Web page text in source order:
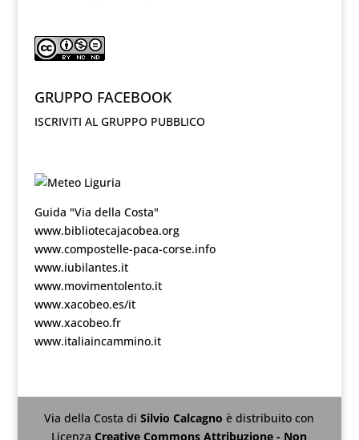
GRUPPO FACEBOOK
ISCRIVITI AL GRUPPO PUBBLICO
Guida "Via della Costa"
www.bibliotecajacobea.org
www.compostelle-paca-corse.info
www.iubilantes.it
www.movimentolento.it
www.xacobeo.es/it
www.xacobeo.fr
www.italiaincammino.it
Via della Costa diSilvio Calcagnoè distribuito con
LicenzaCreative Commons Attribuzione - Non